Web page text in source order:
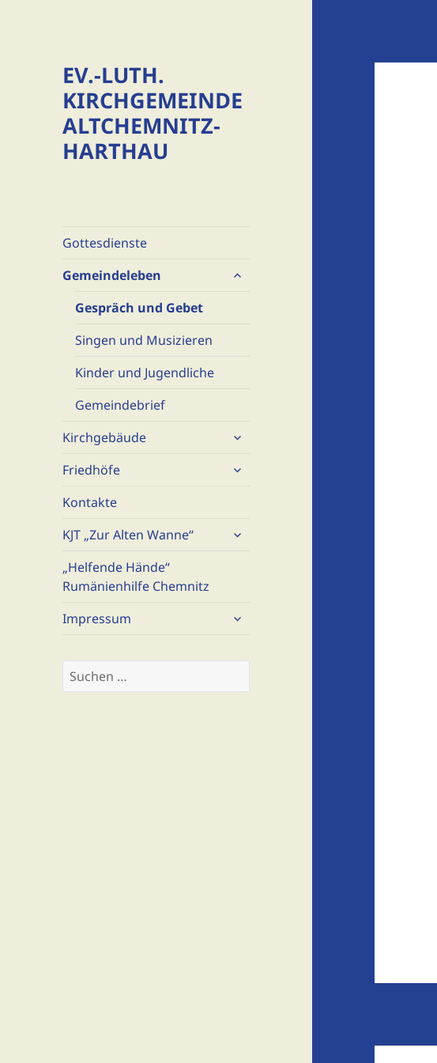
EV.-LUTH.
KIRCHGEMEINDE
ALTCHEMNITZ-
HARTHAU
Gottesdienste
Gemeindeleben
untermenü
Gespräch und Gebet
Singen und Musizieren
Kinder und Jugendliche
Gemeindebrief
Kirchgebäude
untermenü
Friedhöfe
untermenü
Kontakte
KJT „Zur Alten Wanne“
untermenü
„Helfende Hände“
Rumänienhilfe Chemnitz
Impressum
untermenü
Suchen
nach: